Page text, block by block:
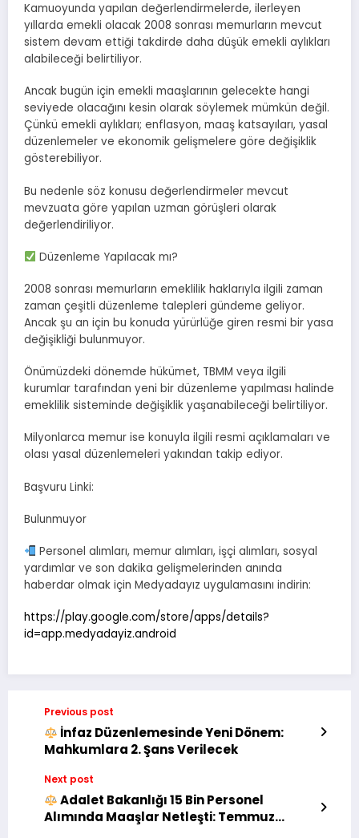
Kamuoyunda yapılan değerlendirmelerde, ilerleyen
yıllarda emekli olacak 2008 sonrası memurların mevcut
sistem devam ettiği takdirde daha düşük emekli aylıkları
alabileceği belirtiliyor.
Ancak bugün için emekli maaşlarının gelecekte hangi
seviyede olacağını kesin olarak söylemek mümkün değil.
Çünkü emekli aylıkları; enflasyon, maaş katsayıları, yasal
düzenlemeler ve ekonomik gelişmelere göre değişiklik
gösterebiliyor.
Bu nedenle söz konusu değerlendirmeler mevcut
mevzuata göre yapılan uzman görüşleri olarak
değerlendiriliyor.
Düzenleme Yapılacak mı?
2008 sonrası memurların emeklilik haklarıyla ilgili zaman
zaman çeşitli düzenleme talepleri gündeme geliyor.
Ancak şu an için bu konuda yürürlüğe giren resmi bir yasa
değişikliği bulunmuyor.
Önümüzdeki dönemde hükümet, TBMM veya ilgili
kurumlar tarafından yeni bir düzenleme yapılması halinde
emeklilik sisteminde değişiklik yaşanabileceği belirtiliyor.
Milyonlarca memur ise konuyla ilgili resmi açıklamaları ve
olası yasal düzenlemeleri yakından takip ediyor.
Başvuru Linki:
Bulunmuyor
Personel alımları, memur alımları, işçi alımları, sosyal
yardımlar ve son dakika gelişmelerinden anında
haberdar olmak için Medyadayız uygulamasını indirin:
https://play.google.com/store/apps/details?
id=app.medyadayiz.android
Previous post
İnfaz Düzenlemesinde Yeni Dönem:
Mahkumlara 2. Şans Verilecek
Next post
Adalet Bakanlığı 15 Bin Personel
Alımında Maaşlar Netleşti: Temmuz